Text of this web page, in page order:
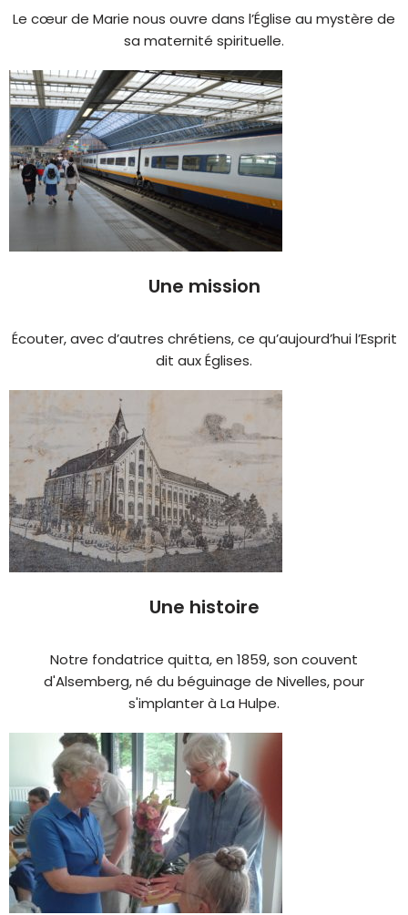
Le cœur de Marie nous ouvre dans l’Église au mystère de
sa maternité spirituelle.
Une mission
Écouter, avec d’autres chrétiens, ce qu’aujourd’hui l’Esprit
dit aux Églises.
Une histoire
Notre fondatrice quitta, en 1859, son couvent
d'Alsemberg, né du béguinage de Nivelles, pour
s'implanter à La Hulpe.